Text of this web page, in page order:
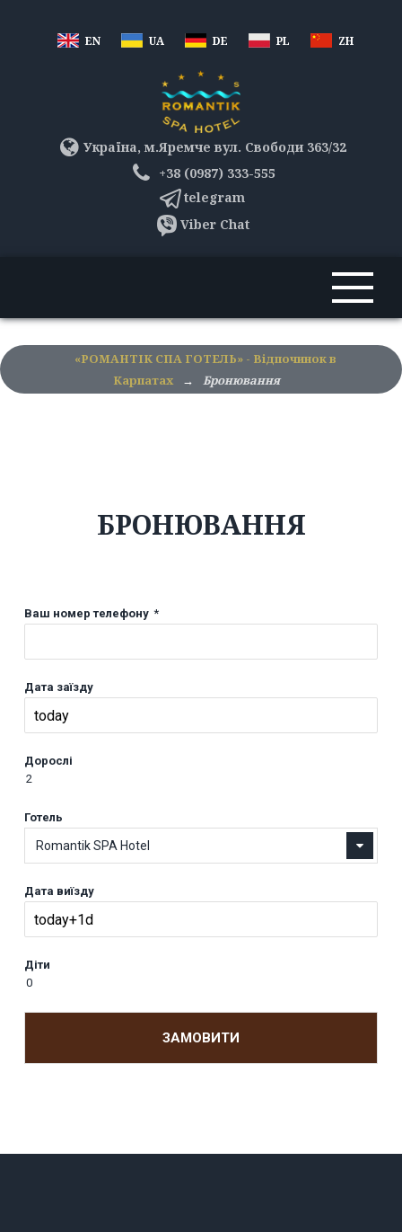
EN UA DE PL ZH
Україна, м.Яремче вул. Свободи 363/32
+38 (0987) 333-555
telegram
Viber Chat
«РОМАНТІК СПА ГОТЕЛЬ» - Відпочинок в
Карпатах
→ Бронювання
БРОНЮВАННЯ
Ваш номер телефону *
Дата заїзду
Дорослі
Готель
Romantik SPA Hotel
Дата виїзду
Діти
ЗАМОВИТИ